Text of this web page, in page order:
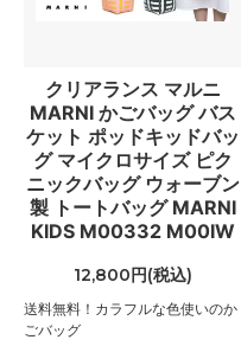
クリアランス マルニ
MARNI かごバッグ バス
ケット ポッドキッドバッ
グ マイクロサイズ ピク
ニックバッグ ウォーブン
製 トートバッグ MARNI
KIDS M00332 M00IW
12,800円(税込)
送料無料！カラフルな色使いのか
ごバッグ